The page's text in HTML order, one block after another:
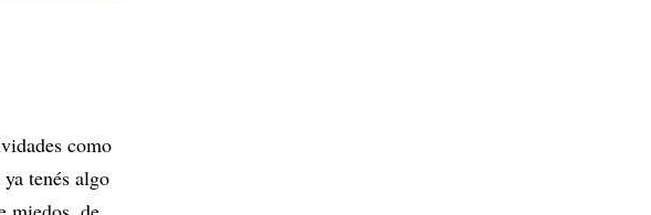
como
tenés algo